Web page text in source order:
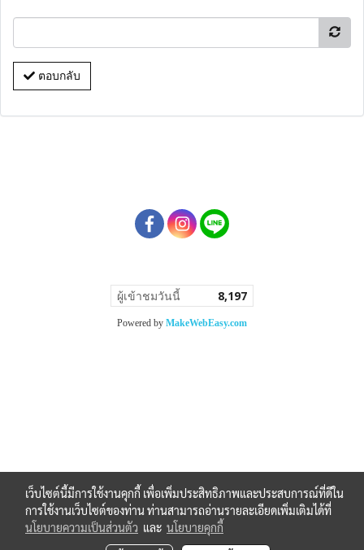
ตอบกลับ
ผู้เข้าชมวันนี้ 8,197
Powered by MakeWebEasy.com
เว็บไซต์นี้มีการใช้งานคุกกี้ เพื่อเพิ่มประสิทธิภาพและประสบการณ์ที่ดีใน
การใช้งานเว็บไซต์ของท่าน ท่านสามารถอ่านรายละเอียดเพิ่มเติมได้ที่
นโยบายความเป็นส่วนตัว และ นโยบายคุกกี้